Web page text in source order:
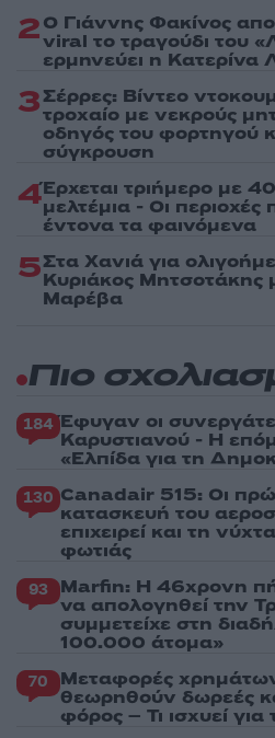
2Ο Γιάννης Φακίνος
viral το τραγούδι του
ερμηνεύει η Κατερίνα
3Σέρρες: Βίντεο
τροχαίο με νεκρούς
οδηγός του φορτηγού
σύγκρουση
4Έρχεται τριήμερο με
μελτέμια - Οι περιοχές
έντονα τα φαινόμενα
5Στα Χανιά για
Κυριάκος Μητσοτάκης
Μαρέβα
Πιο
184 Έφυγαν οι
Καρυστιανού - Η
«Ελπίδα για τη
130 Canadair 515: Οι
κατασκευή του
επιχειρεί και τη
φωτιάς
93 Marfin: Η 46χρονη
να απολογηθεί την
συμμετείχε στη
100.000 άτομα»
70 Μεταφορές
θεωρηθούν δωρεές
φόρος – Τι ισχυεί για